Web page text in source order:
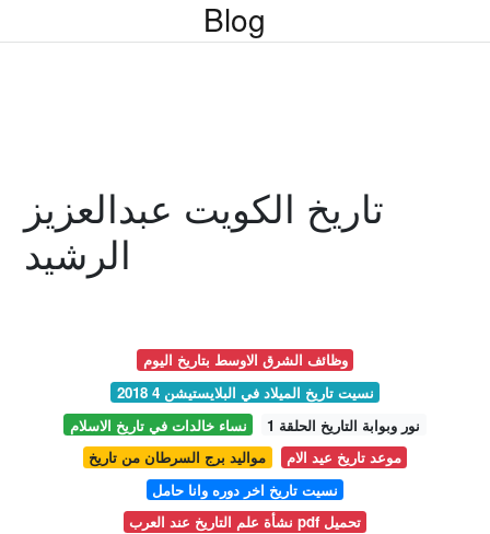
Blog
تاريخ الكويت عبدالعزيز
الرشيد
وظائف الشرق الاوسط بتاريخ اليوم
نسيت تاريخ الميلاد في البلايستيشن 4 2018
نساء خالدات في تاريخ الاسلام
نور وبوابة التاريخ الحلقة 1
مواليد برج السرطان من تاريخ
موعد تاريخ عيد الام
نسيت تاريخ اخر دوره وانا حامل
نشأة علم التاريخ عند العرب pdf تحميل